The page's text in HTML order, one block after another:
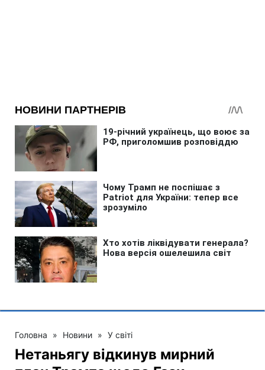
Головна » Новини » У світі
Нетаньягу відкинув мирний